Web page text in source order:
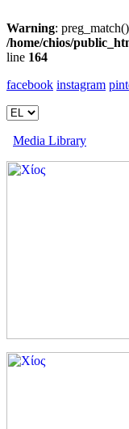
Warning:
/home/chios/
line 164
facebook instagram
Media Library